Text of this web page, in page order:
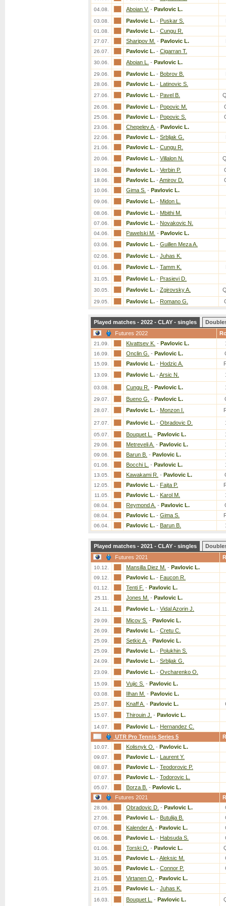
04.08. Aboian V. - Pavlovic L.
03.08. Pavlovic L. - Puskar S.
01.08. Pavlovic L. - Cungu R.
27.07. Sharipov M. - Pavlovic L.
26.07. Pavlovic L. - Cigarran T.
30.06. Aboian L. - Pavlovic L.
29.06. Pavlovic L. - Bobrov B.
28.06. Pavlovic L. - Latinovic S.
27.06. Pavlovic L. - Pavel B.
26.06. Pavlovic L. - Popovic M.
25.06. Pavlovic L. - Popovic S.
23.06. Chepelev A. - Pavlovic L.
22.06. Pavlovic L. - Srbljak G.
21.06. Pavlovic L. - Cungu R.
20.06. Pavlovic L. - Villalon N.
19.06. Pavlovic L. - Verbin P.
18.06. Pavlovic L. - Amirov D.
10.06. Gima S. - Pavlovic L.
09.06. Pavlovic L. - Midon L.
08.06. Pavlovic L. - Mbithi M.
07.06. Pavlovic L. - Novakovic N.
04.06. Pawelski M. - Pavlovic L.
03.06. Pavlovic L. - Guillen Meza A.
02.06. Pavlovic L. - Juhas K.
01.06. Pavlovic L. - Tamm K.
31.05. Pavlovic L. - Prasievi D.
30.05. Pavlovic L. - Zgirovsky A.
29.05. Pavlovic L. - Romano G.
Played matches - 2022 - CLAY - singles
Futures 2022
21.09. Kivattsev K. - Pavlovic L.
16.09. Onclin G. - Pavlovic L.
15.09. Pavlovic L. - Hodzic A.
13.09. Pavlovic L. - Arsic N.
03.08. Cungu R. - Pavlovic L.
29.07. Bueno G. - Pavlovic L.
28.07. Pavlovic L. - Monzon I.
27.07. Pavlovic L. - Obradovic D.
05.07. Bouquet L. - Pavlovic L.
29.06. Metreveli A. - Pavlovic L.
09.06. Barun B. - Pavlovic L.
01.06. Bocchi L. - Pavlovic L.
13.05. Kawakami R. - Pavlovic L.
12.05. Pavlovic L. - Fajta P.
11.05. Pavlovic L. - Karol M.
08.04. Reymond A. - Pavlovic L.
08.04. Pavlovic L. - Gima S.
06.04. Pavlovic L. - Barun B.
Played matches - 2021 - CLAY - singles
Futures 2021
10.12. Mansilla Diez M. - Pavlovic L.
09.12. Pavlovic L. - Faucon R.
01.12. Tenti F. - Pavlovic L.
25.11. Jones M. - Pavlovic L.
24.11. Pavlovic L. - Vidal Azorin J.
29.09. Micov S. - Pavlovic L.
26.09. Pavlovic L. - Cretu C.
25.09. Setkic A. - Pavlovic L.
25.09. Pavlovic L. - Polukhin S.
24.09. Pavlovic L. - Srbljak G.
23.09. Pavlovic L. - Ovcharenko O.
15.09. Vujic S. - Pavlovic L.
03.08. Ilhan M. - Pavlovic L.
25.07. Knaff A. - Pavlovic L.
15.07. Thirouin J. - Pavlovic L.
14.07. Pavlovic L. - Hernandez C.
UTR Pro Tennis Series 5
10.07. Kolisnyk O. - Pavlovic L.
09.07. Pavlovic L. - Laurent Y.
08.07. Pavlovic L. - Teodorovic P.
07.07. Pavlovic L. - Todorovic L.
05.07. Borza B. - Pavlovic L.
Futures 2021
28.06. Obradovic D. - Pavlovic L.
27.06. Pavlovic L. - Butulija B.
07.06. Kalender A. - Pavlovic L.
06.06. Pavlovic L. - Habsuda S.
01.06. Torski O. - Pavlovic L.
31.05. Pavlovic L. - Aleksic M.
30.05. Pavlovic L. - Connor P.
21.05. Virtanen O. - Pavlovic L.
21.05. Pavlovic L. - Juhas K.
16.03. Bouquet L. - Pavlovic L.